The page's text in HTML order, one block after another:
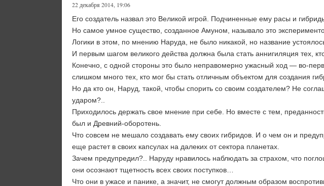
22 декабря 2014, 19:06
Его создатель назвал это Великой игрой. Подчиненные ему расы и
Но самое умное существо, созданное Амуном, называло это
Логики в этом, по мнению Наруда, не было никакой, но название
И первым шагом великого действа должна была стать аннигиляция тех,
Конечно, с одной стороны это было неправомерно ужасный ход — во-
слишком много тех, кто мог бы стать отличным объектом для создания
Но да кто он, Наруд, такой, чтобы спорить со своим создателем? Не
ударом?..
Приходилось держать свое мнение при себе. Но вместе с тем,
был и Древний-оборотень.
Что совсем не мешало создавать ему своих гибридов. И о чем он и
еще растет в своих капсулах на далеких от сектора планетах.
Зачем предупредил?.. Наруду нравилось наблюдать за страхом, что
они осознают тщетность всех своих поступков…
Что они в ужасе и панике, а значит, не смогут должным образом